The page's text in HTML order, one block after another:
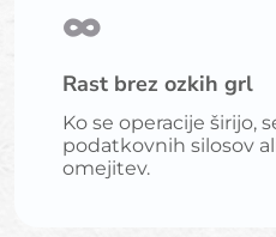
∞
Rast brez ozkih grl
Ko se operacije širijo,
podatkovnih silosov
omejitev.